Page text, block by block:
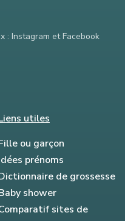
: Instagram et Facebook
utiles
ou garçon
prénoms
de grossesse
shower
sites de